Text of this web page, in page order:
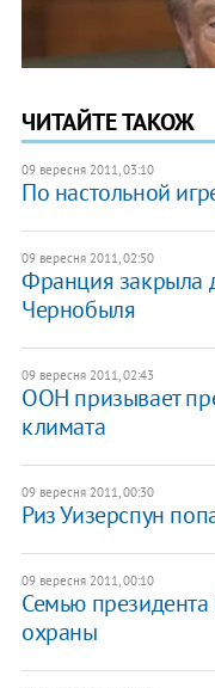
ЧИТАЙТЕ ТАКОЖ
09 вересня 2011, 03:10
По настольной
09 вересня 2011, 02:50
Франция закрыла
Чернобыля
09 вересня 2011, 02:43
​ООН призывает
климата
09 вересня 2011, 00:30
Риз Уизерспун
09 вересня 2011, 00:10
Семью президента
охраны